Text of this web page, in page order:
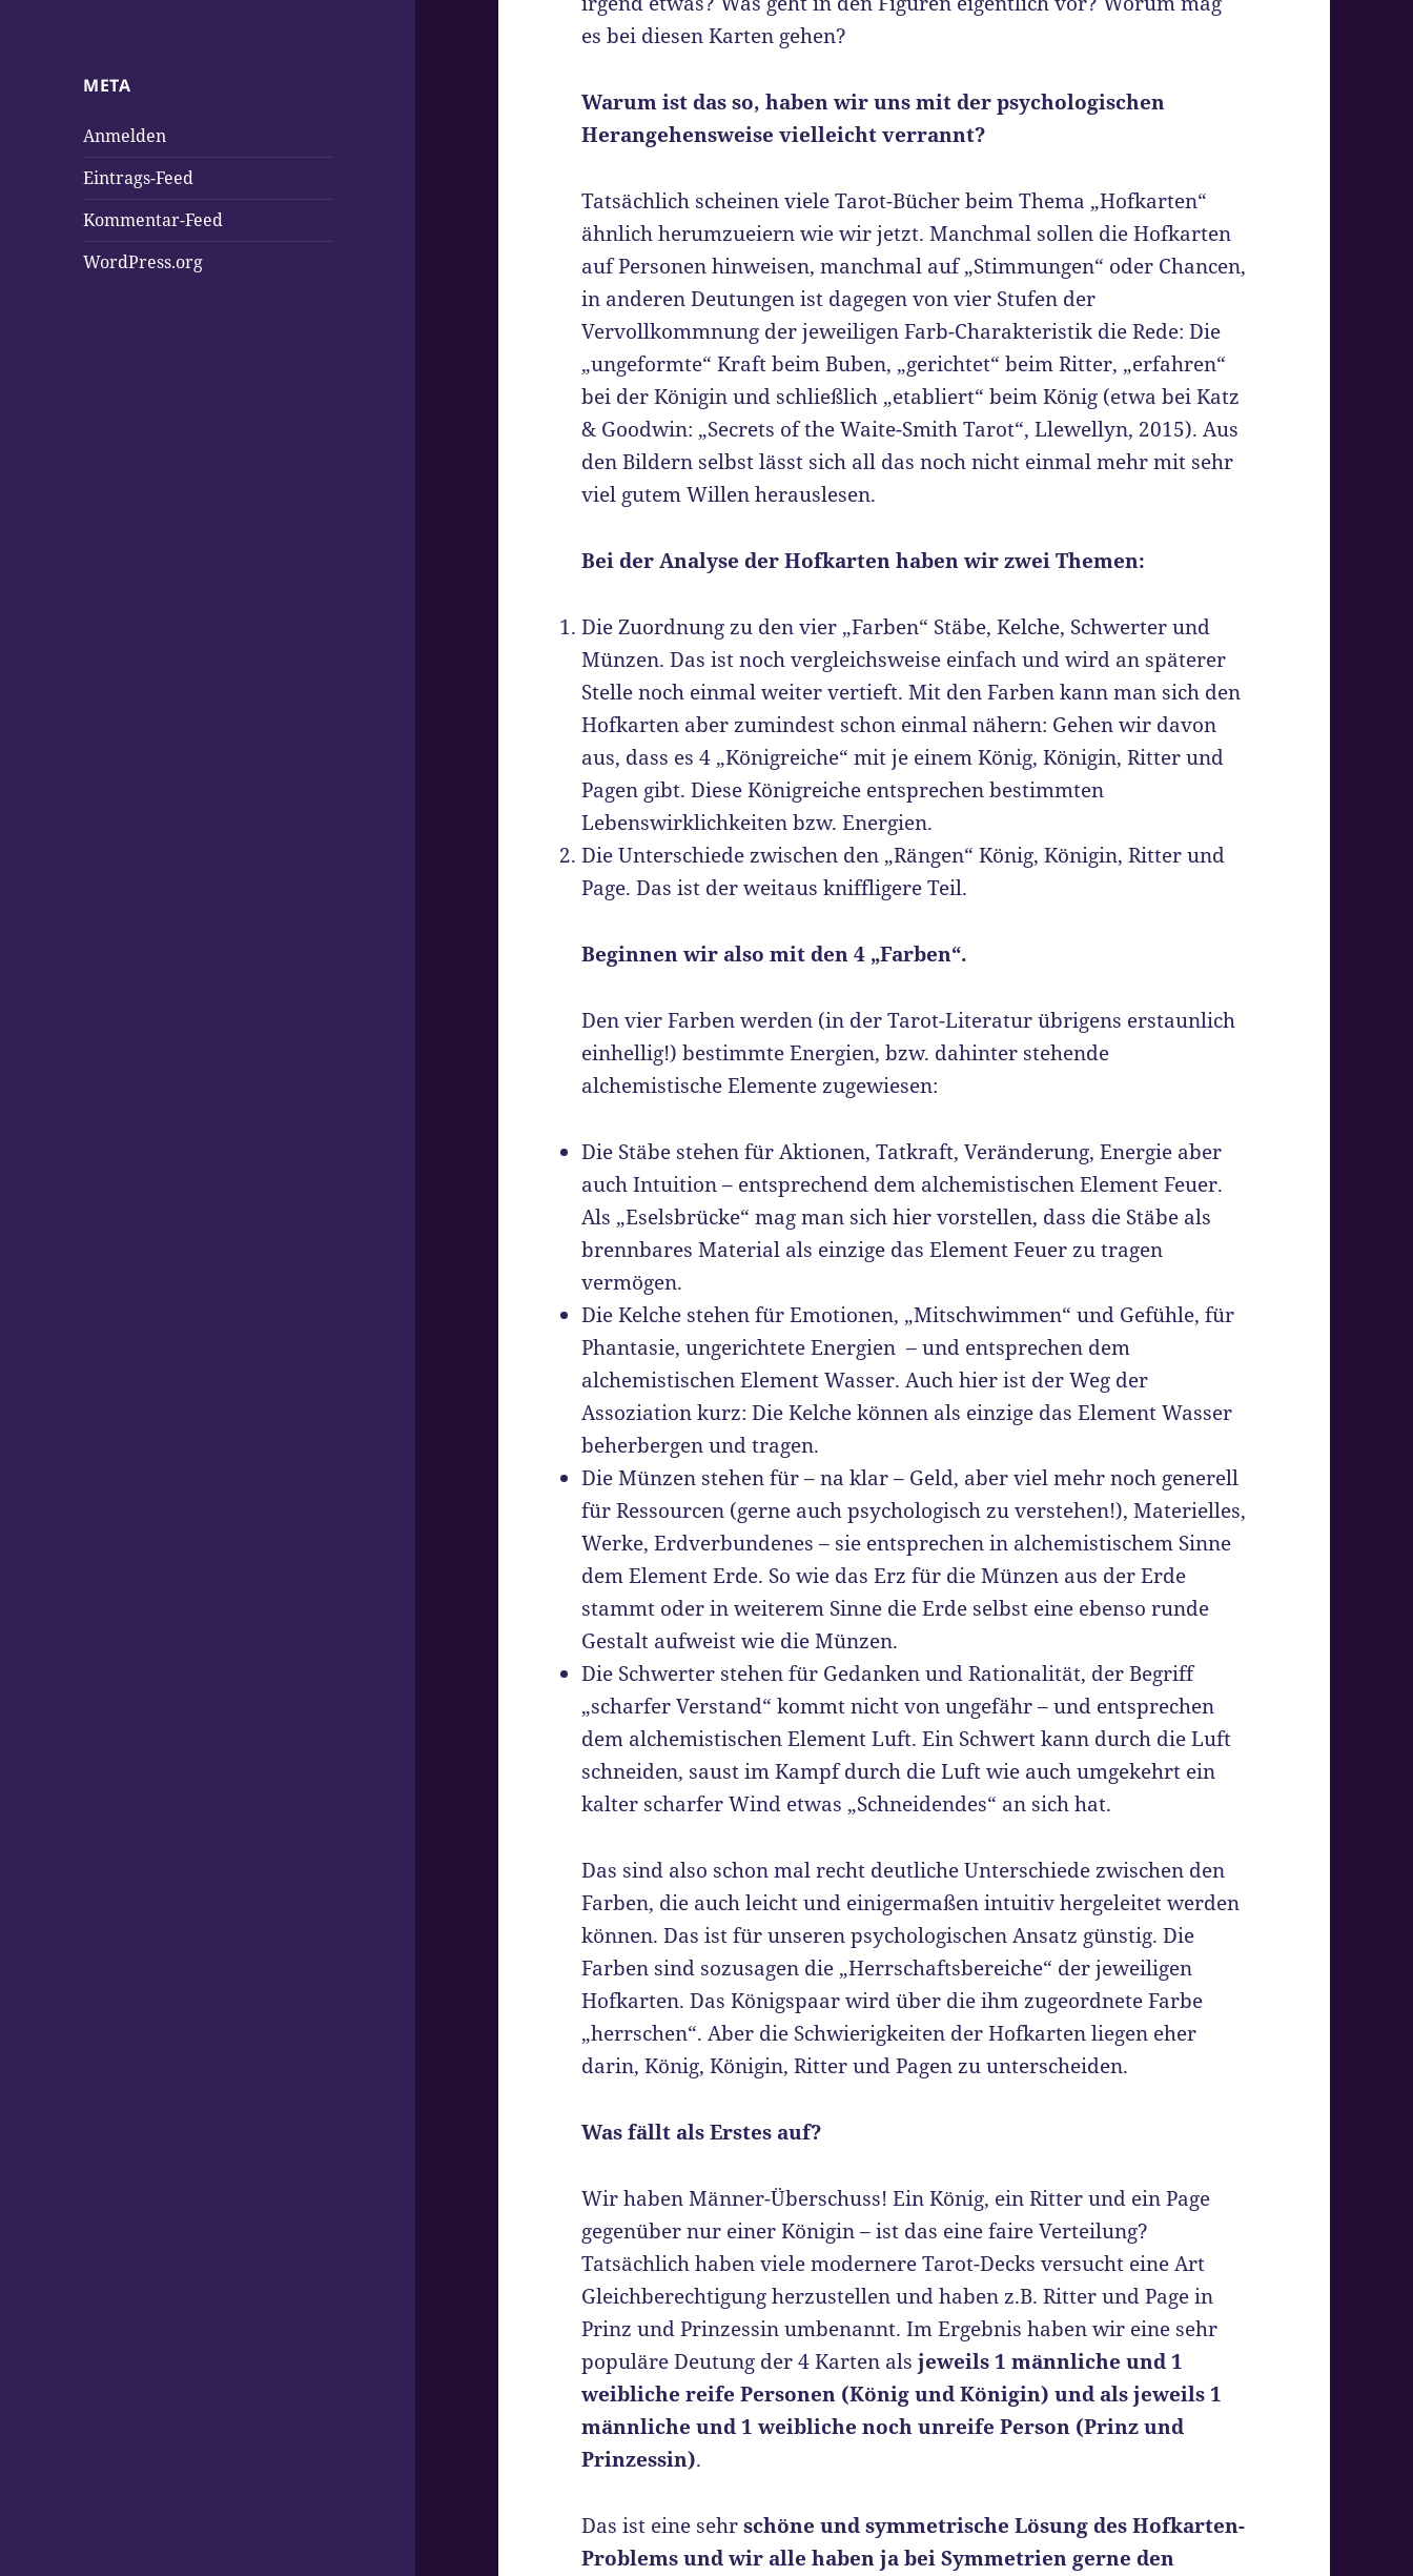
META
Anmelden
Eintrags-Feed
Kommentar-Feed
WordPress.org
es bei diesen Karten gehen?
Warum ist das so, haben wir uns mit der psychologischen
Herangehensweise vielleicht verrannt?
Tatsächlich scheinen viele Tarot-Bücher beim Thema „Hofkarten“
ähnlich herumzueiern wie wir jetzt. Manchmal sollen die Hofkarten
auf Personen hinweisen, manchmal auf „Stimmungen“ oder Chancen,
in anderen Deutungen ist dagegen von vier Stufen der
Vervollkommnung der jeweiligen Farb-Charakteristik die Rede: Die
„ungeformte“ Kraft beim Buben, „gerichtet“ beim Ritter, „erfahren“
bei der Königin und schließlich „etabliert“ beim König (etwa bei Katz
& Goodwin: „Secrets of the Waite-Smith Tarot“, Llewellyn, 2015). Aus
den Bildern selbst lässt sich all das noch nicht einmal mehr mit sehr
viel gutem Willen herauslesen.
Bei der Analyse der Hofkarten haben wir zwei Themen:
Die Zuordnung zu den vier „Farben“ Stäbe, Kelche, Schwerter und
Münzen. Das ist noch vergleichsweise einfach und wird an späterer
Stelle noch einmal weiter vertieft. Mit den Farben kann man sich den
Hofkarten aber zumindest schon einmal nähern: Gehen wir davon
aus, dass es 4 „Königreiche“ mit je einem König, Königin, Ritter und
Pagen gibt. Diese Königreiche entsprechen bestimmten
Lebenswirklichkeiten bzw. Energien.
Die Unterschiede zwischen den „Rängen“ König, Königin, Ritter und
Page. Das ist der weitaus kniffligere Teil.
Beginnen wir also mit den 4 „Farben“.
Den vier Farben werden (in der Tarot-Literatur übrigens erstaunlich
einhellig!) bestimmte Energien, bzw. dahinter stehende
alchemistische Elemente zugewiesen:
Die Stäbe stehen für Aktionen, Tatkraft, Veränderung, Energie aber
auch Intuition – entsprechend dem alchemistischen Element Feuer.
Als „Eselsbrücke“ mag man sich hier vorstellen, dass die Stäbe als
brennbares Material als einzige das Element Feuer zu tragen
vermögen.
Die Kelche stehen für Emotionen, „Mitschwimmen“ und Gefühle, für
Phantasie, ungerichtete Energien – und entsprechen dem
alchemistischen Element Wasser. Auch hier ist der Weg der
Assoziation kurz: Die Kelche können als einzige das Element Wasser
beherbergen und tragen.
Die Münzen stehen für – na klar – Geld, aber viel mehr noch generell
für Ressourcen (gerne auch psychologisch zu verstehen!), Materielles,
Werke, Erdverbundenes – sie entsprechen in alchemistischem Sinne
dem Element Erde. So wie das Erz für die Münzen aus der Erde
stammt oder in weiterem Sinne die Erde selbst eine ebenso runde
Gestalt aufweist wie die Münzen.
Die Schwerter stehen für Gedanken und Rationalität, der Begriff
„scharfer Verstand“ kommt nicht von ungefähr – und entsprechen
dem alchemistischen Element Luft. Ein Schwert kann durch die Luft
schneiden, saust im Kampf durch die Luft wie auch umgekehrt ein
kalter scharfer Wind etwas „Schneidendes“ an sich hat.
Das sind also schon mal recht deutliche Unterschiede zwischen den
Farben, die auch leicht und einigermaßen intuitiv hergeleitet werden
können. Das ist für unseren psychologischen Ansatz günstig. Die
Farben sind sozusagen die „Herrschaftsbereiche“ der jeweiligen
Hofkarten. Das Königspaar wird über die ihm zugeordnete Farbe
„herrschen“. Aber die Schwierigkeiten der Hofkarten liegen eher
darin, König, Königin, Ritter und Pagen zu unterscheiden.
Was fällt als Erstes auf?
Wir haben Männer-Überschuss! Ein König, ein Ritter und ein Page
gegenüber nur einer Königin – ist das eine faire Verteilung?
Tatsächlich haben viele modernere Tarot-Decks versucht eine Art
Gleichberechtigung herzustellen und haben z.B. Ritter und Page in
Prinz und Prinzessin umbenannt. Im Ergebnis haben wir eine sehr
populäre Deutung der 4 Karten alsjeweils 1 männliche und 1
weibliche reife Personen (König und Königin) und als jeweils 1
männliche und 1 weibliche noch unreife Person (Prinz und
Prinzessin).
Das ist eine sehrschöne und symmetrische Lösung des Hofkarten-
Problems und wir alle haben ja bei Symmetrien gerne den